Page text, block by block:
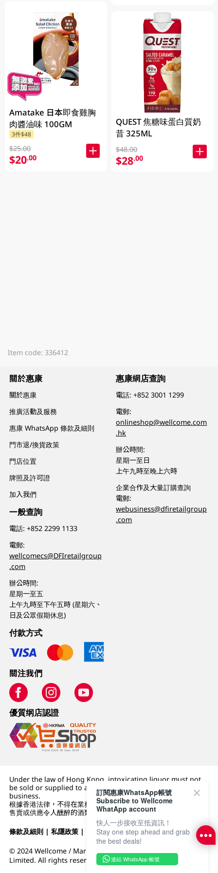
Amatake 日本即食雞胸
肉醬油味 100GM
3件$48
$25.00
$20.00
QUEST 焦糖味蛋白質奶
昔 325ML
$48.00
$28.00
Item code: 336412
關於惠康
關於惠康
推廣活動及服務
惠康 WhatsApp 條款及細則
門市退/換貨政策
門店位置
牌照及許可證
加入我們
一般查詢
電話:+852 2299 1133
電郵:
wellcomecs@DFIretailgroup
.com
辦公時間:
星期一至五
上午九時至下午五時 (星期六、
日及公眾假期休息)
惠康網店查詢
電話:+852 3001 1299
電郵:
onlineshop@wellcome.com
.hk
辦公時間:
星期一至日
上午九時至晚上六時
企業合作及大量訂購查詢
電郵:
webusiness@dfiretailgroup
.com
付款方式
關注我們
優質纲店認證
Under the law of Hong Kong, intoxicating liquor must not
be sold or supplied to a minor (under 18) in the course of
business.
根據香港法律，不得在業務過程中，向未成年人 (18 歲以下人士)
售賣或供應令人醺醉的酒類。
條款及細則 |私隱政策 | DFI零售集團
© 2024 Wellcome / Market Place. The Dairy Farm Company
Limited. All rights reserved.
訂閱惠康WhatsApp帳號
Subscribe to Wellcome
WhatApp account
快人一步接收至抵資訊！
Stay one step ahead and grab
the best deals!
連結 WhatsApp 帳號